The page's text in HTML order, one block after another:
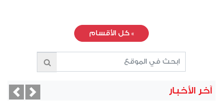
» كل الأقسام
آخر الأخبار
Next